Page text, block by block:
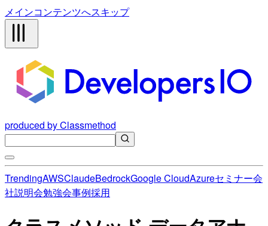
メインコンテンツへスキップ
produced by Classmethod
TrendingAWSClaudeBedrockGoogle CloudAzureセミナー会
社説明会勉強会事例採用